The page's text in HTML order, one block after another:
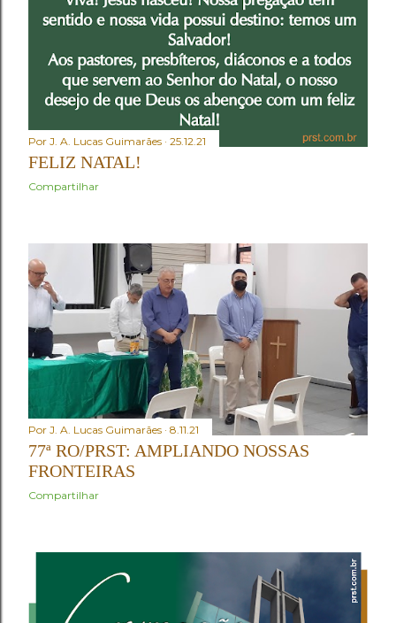
Por J. A. Lucas Guimarães 25.12.21
FELIZ NATAL!
Compartilhar
Por J. A. Lucas Guimarães 8.11.21
77ª RO/PRST: AMPLIANDO NOSSAS
FRONTEIRAS
Compartilhar